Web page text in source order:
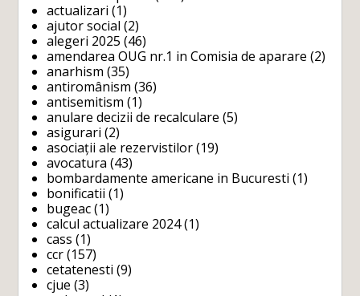
actualizari (1)
ajutor social (2)
alegeri 2025 (46)
amendarea OUG nr.1 in Comisia de aparare (2)
anarhism (35)
antiromânism (36)
antisemitism (1)
anulare decizii de recalculare (5)
asigurari (2)
asociații ale rezervistilor (19)
avocatura (43)
bombardamente americane in Bucuresti (1)
bonificatii (1)
bugeac (1)
calcul actualizare 2024(1)
cass (1)
ccr (157)
cetatenesti (9)
cjue (3)